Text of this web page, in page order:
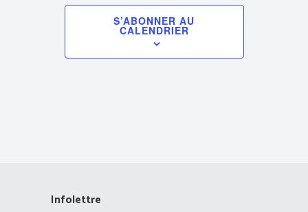
S’ABONNER AU
CALENDRIER
Infolettre